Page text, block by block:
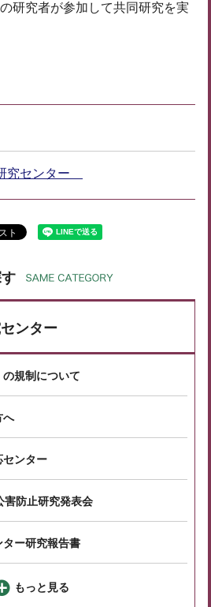
研究者が参加して共同研究を実
究センター
ンター
規制について
へ
センター
害防止研究発表会
ー研究報告書
もっと見る